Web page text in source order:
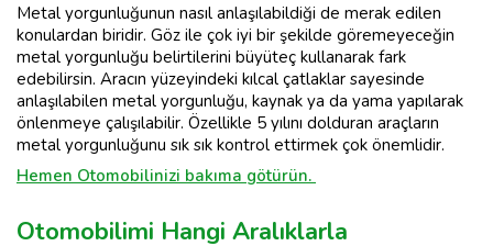
Metal yorgunluğunun nasıl anlaşılabildiği de merak edilen
konulardan biridir. Göz ile çok iyi bir şekilde göremeyeceğin
metal yorgunluğu belirtilerini büyüteç kullanarak fark
edebilirsin. Aracın yüzeyindeki kılcal çatlaklar sayesinde
anlaşılabilen metal yorgunluğu, kaynak ya da yama yapılarak
önlenmeye çalışılabilir. Özellikle 5 yılını dolduran araçların
metal yorgunluğunu sık sık kontrol ettirmek çok önemlidir.
Hemen Otomobilinizi bakıma götürün.
Otomobilimi Hangi Aralıklarla